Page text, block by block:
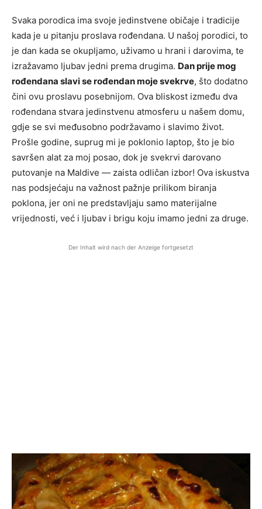
Svaka porodica ima svoje jedinstvene običaje i tradicije
kada je u pitanju proslava rođendana. U našoj porodici, to
je dan kada se okupljamo, uživamo u hrani i darovima, te
izražavamo ljubav jedni prema drugima. Dan prije mog
rođendana slavi se rođendan moje svekrve, što dodatno
čini ovu proslavu posebnijom. Ova bliskost između dva
rođendana stvara jedinstvenu atmosferu u našem domu,
gdje se svi međusobno podržavamo i slavimo život.
Prošle godine, suprug mi je poklonio laptop, što je bio
savršen alat za moj posao, dok je svekrvi darovano
putovanje na Maldive — zaista odličan izbor! Ova iskustva
nas podsjećaju na važnost pažnje prilikom biranja
poklona, jer oni ne predstavljaju samo materijalne
vrijednosti, već i ljubav i brigu koju imamo jedni za druge.
Der Inhalt wird nach der Anzeige fortgesetzt